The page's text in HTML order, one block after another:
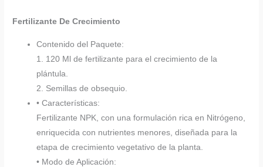
Fertilizante De Crecimiento
Contenido del Paquete:
1. 120 Ml de fertilizante para el crecimiento de la
plántula.
2. Semillas de obsequio.
• Características:
Fertilizante NPK, con una formulación rica en Nitrógeno,
enriquecida con nutrientes menores, diseñada para la
etapa de crecimiento vegetativo de la planta.
• Modo de Aplicación: